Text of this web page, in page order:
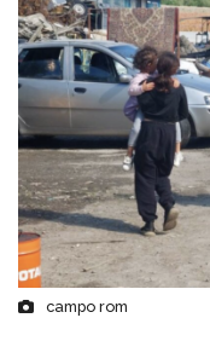
campo rom